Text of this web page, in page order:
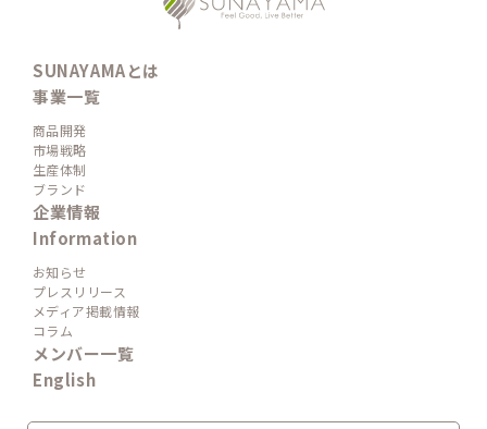
SUNAYAMAとは
事業一覧
商品開発
市場戦略
生産体制
ブランド
企業情報
Information
お知らせ
プレスリリース
メディア掲載情報
コラム
メンバー一覧
English